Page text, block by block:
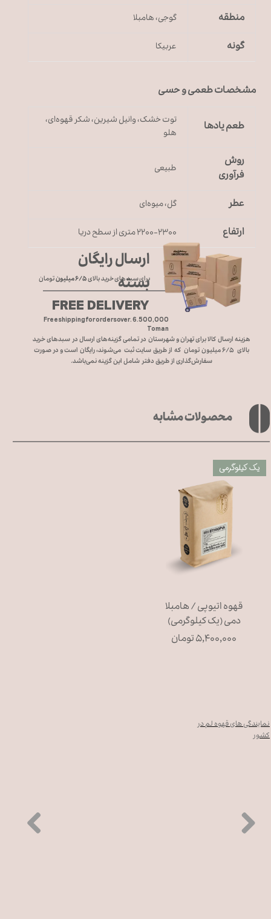
منطقه گوجی، هامبلا
گونه عربیکا
مشخصات طعمی و حسی
طعم یادها
توت خشک، وانیل شیرین، شکر قهوه‌ای،
هلو
روش
فرآوری
طبیعی
عطر گل، میوه‌ای
ارتفاع ۲۲۰۰-۲۳۰۰ متری از سطح دریا
ارسال رایگان
بسته
برای سبد های خرید بالای۶/۵ میلیون تومان
FREE DELIVERY
Free shipping for orders over. 6.500,000
Toman
هزینه ارسال کالا برای تهران و شهرستان در تمامی گزینه‌های ارسال در سبد‌های خرید
بالای ۶/۵ میلیون تومان که از طریق سایت ثبت می‌شوند، رایگان است و در صورت
سفارش‌گذاری از طریق دفتر شامل این گزینه نمی‌باشد.
محصولات مشابه
قهوه اتیوپی / هامبلا
دمی (یک کیلوگرمی)
۵,۴۰۰,۰۰۰ تومان
یک کیلوگرمی
نمایندگی های قهوه لم در
کشور